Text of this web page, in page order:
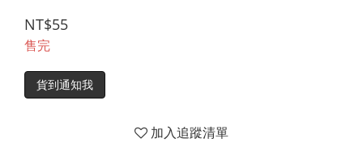
NT$55
售完
貨到通知我
加入追蹤清單